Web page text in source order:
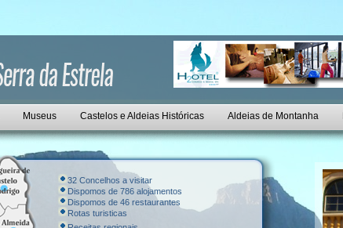
Museus Castelos e Aldeias Históricas Aldeias de Montanha
32 Concelhos a visitar
Dispomos de 786 alojamentos
Dispomos de 46 restaurantes
Rotas turisticas